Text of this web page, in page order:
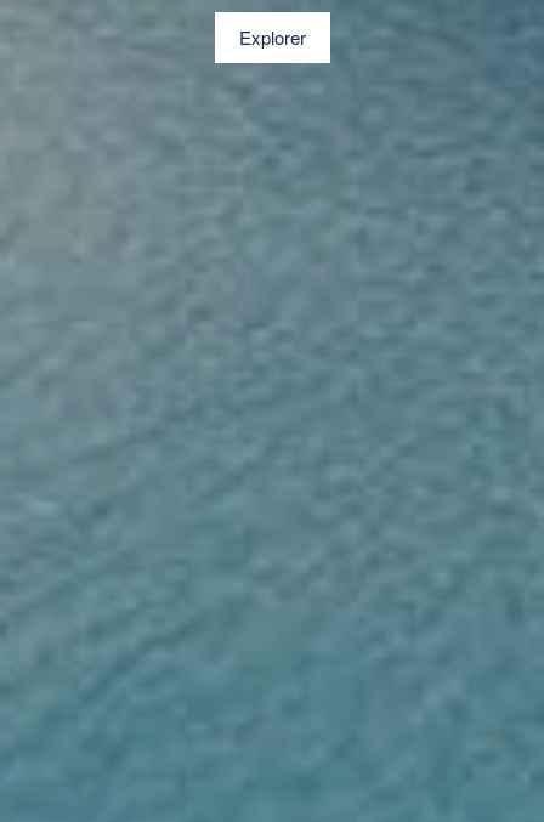
Explorer